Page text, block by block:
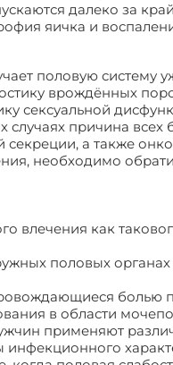
далеко за
яичка и
половую систему
врождённых
сексуальной
случаях причина
а также
необходимо
влечения как
половых
болью
в области
применяют